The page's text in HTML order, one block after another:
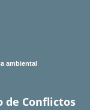
ambiental
de Conflictos